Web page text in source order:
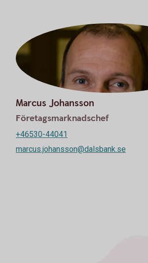
Marcus Johansson
Företagsmarknadschef
+46530-44041
marcus.johansson@dalsbank.se